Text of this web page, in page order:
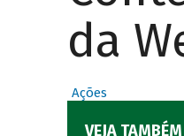
da
Ações
VEJA TAMBÉM